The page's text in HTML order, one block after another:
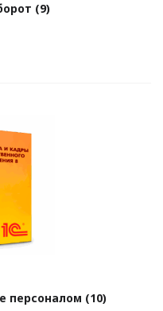
(9)
персоналом (10)